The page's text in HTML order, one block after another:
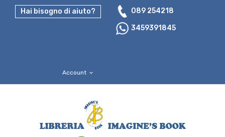
Hai bisogno di aiuto?
089 254218
3459391845
Account expand_more